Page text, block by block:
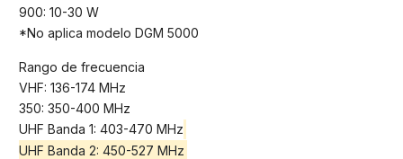
900: 10-30 W
*No aplica modelo DGM 5000
Rango de frecuencia
VHF: 136-174 MHz
350: 350-400 MHz
UHF Banda 1: 403-470 MHz
UHF Banda 2: 450-527 MHz